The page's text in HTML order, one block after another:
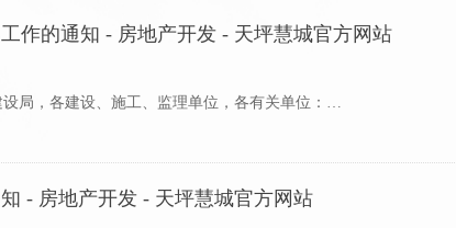
作的通知 - 房地产开发 - 天坪慧城官方网站
局，各建设、施工、监理单位，各有关单位：
管理，促进建设工程材料和设备供应、采购和使用环节的诚信
- 房地产开发 - 天坪慧城官方网站